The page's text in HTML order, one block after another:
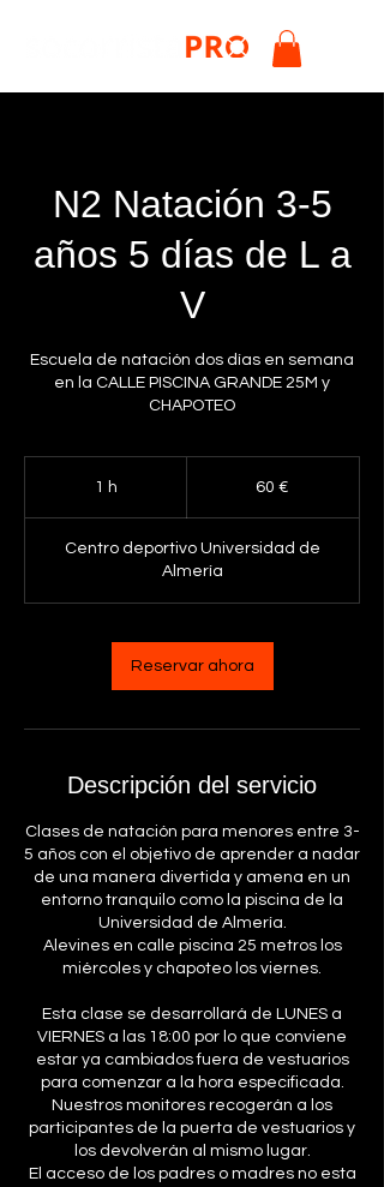
N2 Natación 3-5
años 5 días de L a
V
Escuela de natación dos días en semana
en la CALLE PISCINA GRANDE 25M y
CHAPOTEO
1 h 60 €
Centro deportivo Universidad de
Almería
Reservar ahora
Descripción del servicio
Clases de natación para menores entre 3-
5 años con el objetivo de aprender a nadar
de una manera divertida y amena en un
entorno tranquilo como la piscina de la
Universidad de Almería.
Alevines en calle piscina 25 metros los
miércoles y chapoteo los viernes.
Esta clase se desarrollará de LUNES a
VIERNES a las 18:00 por lo que conviene
estar ya cambiados fuera de vestuarios
para comenzar a la hora especificada.
Nuestros monitores recogerán a los
participantes de la puerta de vestuarios y
los devolverán al mismo lugar.
El acceso de los padres o madres no esta